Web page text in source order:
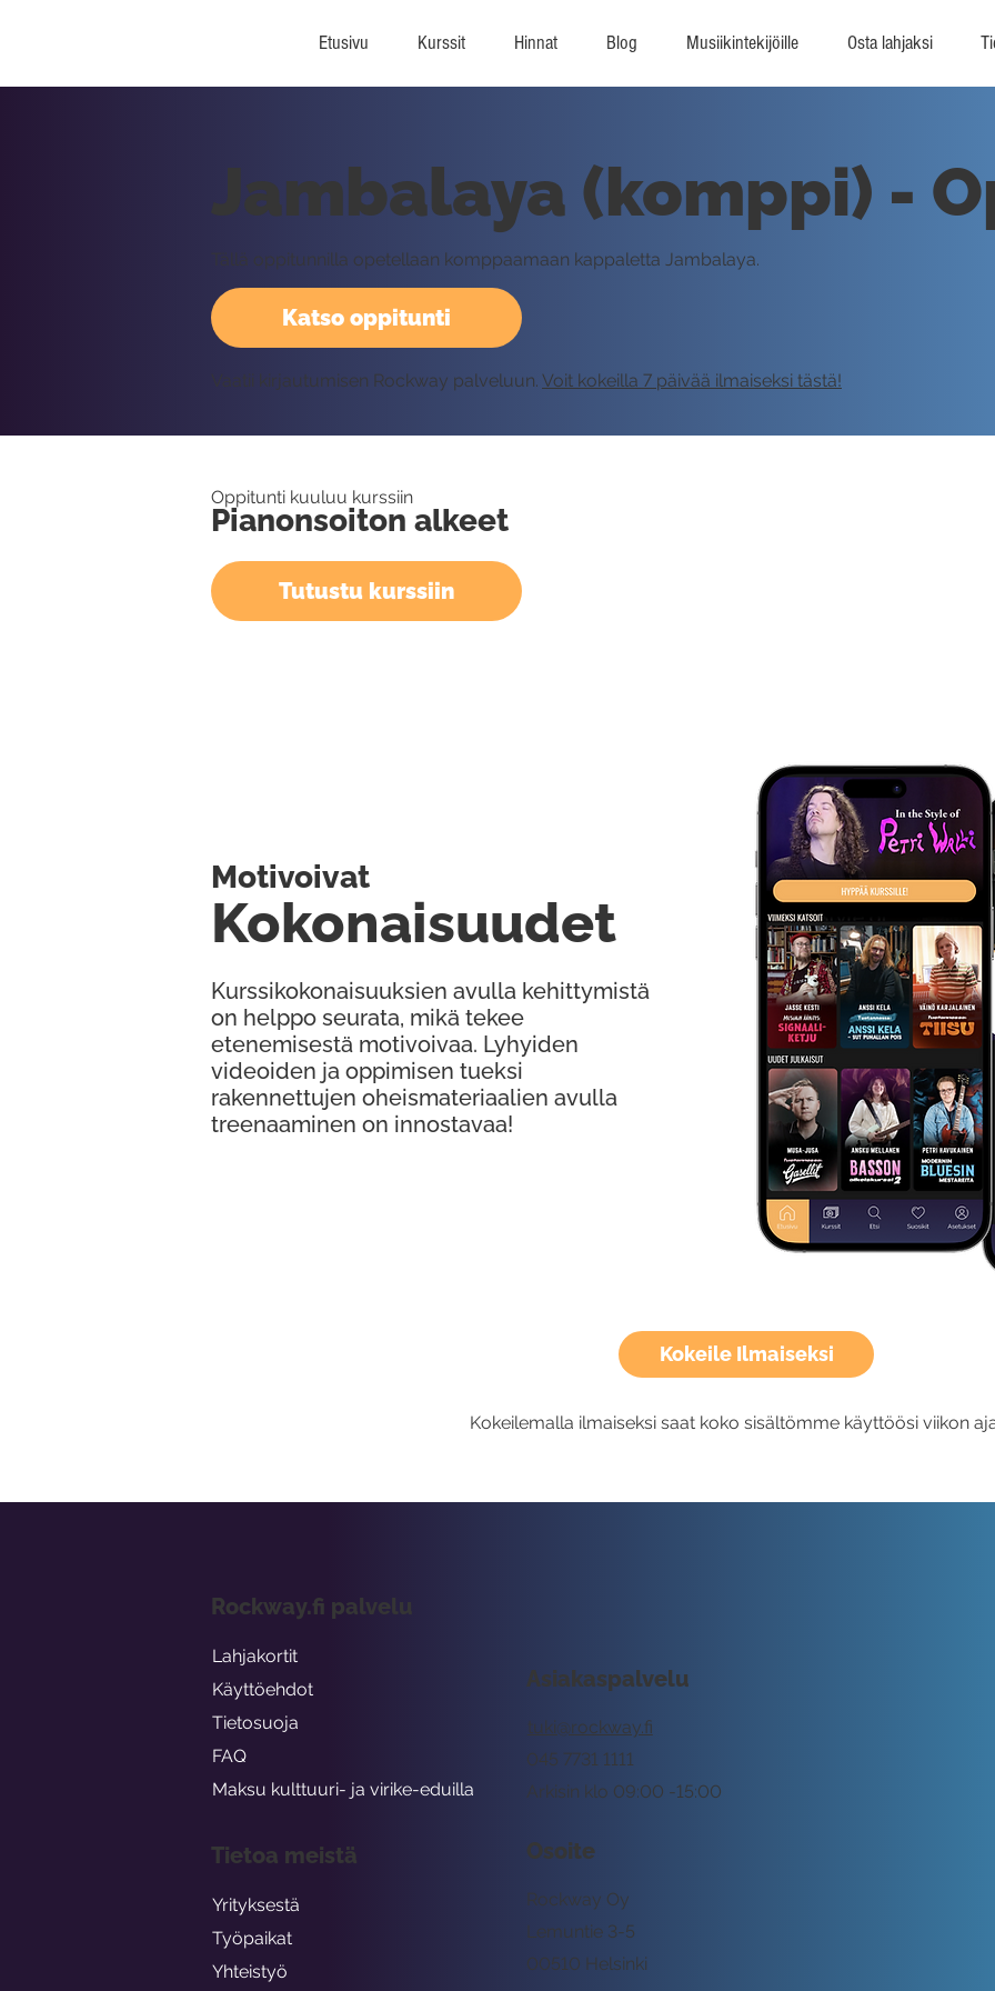
Etusivu Kurssit Hinnat Blog Musiikintekijöille Osta lahjaksi
Kokeile Ilmaiseksi
Kokeilemalla ilmaiseksi saat koko sisältömme käyttöösi viikon
Katso oppitunti
Jambalaya (komppi) -
Tällä oppitunnilla opetellaan komppaamaan kappaletta Jambalaya.
Vaatii kirjautumisen Rockway palveluun. Voit kokeilla 7 päivää ilmaiseksi tästä!
Oppitunti kuuluu kurssiin
Pianonsoiton alkeet
Tutustu kurssiin
Kurssikokonaisuuksien avulla kehittymistä
on helppo seurata, mikä tekee
etenemisestä motivoivaa. Lyhyiden
videoiden ja oppimisen tueksi
rakennettujen oheismateriaalien avulla
treenaaminen on innostavaa!
Kokonaisuudet
Motivoivat
Asiakaspalvelu
tuki@rockway.fi
Arkisin klo 09:00 -15:00
045 7731 1111
Osoite
Rockway Oy
Lemuntie 3-5
00510 Helsinki
Rockway.fi palvelu
Lahjakortit
Käyttöehdot
Tietosuoja
FAQ
Maksu kulttuuri- ja virike-eduilla
Tietoa meistä
Yrityksestä
Työpaikat
Yhteistyö